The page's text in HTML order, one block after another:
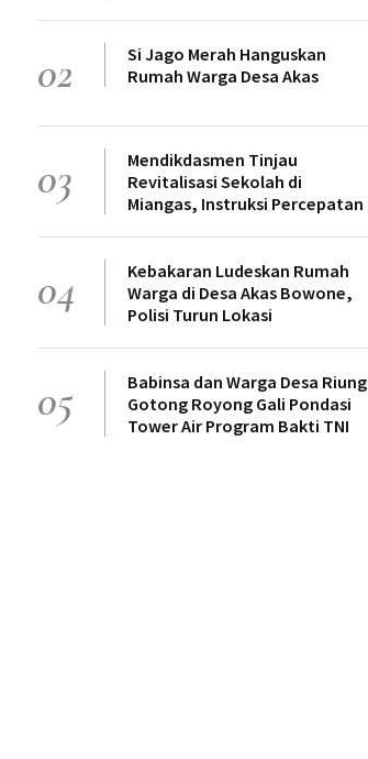
02
Si Jago Merah Hanguskan
Rumah Warga Desa Akas
03
Mendikdasmen Tinjau
Revitalisasi Sekolah di
Miangas, Instruksi Percepatan
04
Kebakaran Ludeskan Rumah
Warga di Desa Akas Bowone,
Polisi Turun Lokasi
05
Babinsa dan Warga Desa Riung
Gotong Royong Gali Pondasi
Tower Air Program Bakti TNI